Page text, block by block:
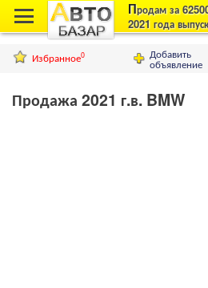
Продам за
2021 года
Добавить
объявление
Избранное0
Продажа 2021 г.в. BMW